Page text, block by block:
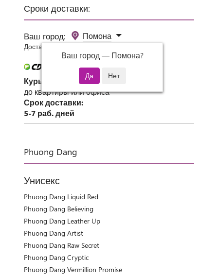
Сроки доставки:
Ваш город:
Помона
Ваш город — Помона?
Доставка 0 руб при заказе от 3000 руб.
Курьер СДЭК
до квартиры или офиса
Срок доставки:
5-7 раб. дней
Phuong Dang
Унисекс
Phuong Dang Liquid Red
Phuong Dang Believing
Phuong Dang Leather Up
Phuong Dang Artist
Phuong Dang Raw Secret
Phuong Dang Cryptic
Phuong Dang Vermillion Promise